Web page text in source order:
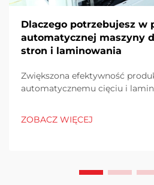
Dlaczego potrzebujesz w
automatycznej maszyny
stron i laminowania
Zwiększona efektywność
automatycznemu cięciu i
laminowania znacznie
ZOBACZ WIĘCEJ